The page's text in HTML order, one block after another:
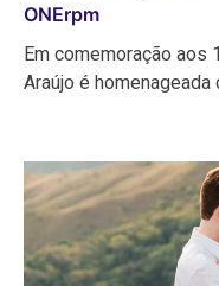
ONErpm
Em comemoração aos
Araújo é